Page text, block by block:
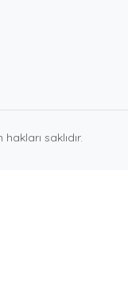
saklıdır.